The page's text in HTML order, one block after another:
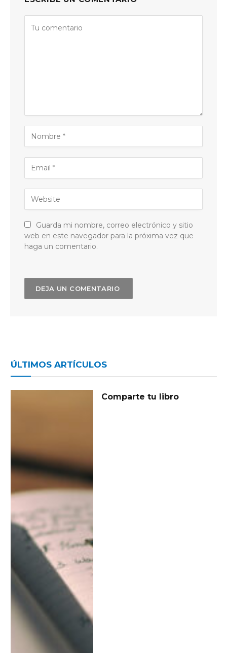
Guarda mi nombre, correo electrónico y sitio
web en este navegador para la próxima vez que
haga un comentario.
ÚLTIMOS ARTÍCULOS
Comparte tu libro